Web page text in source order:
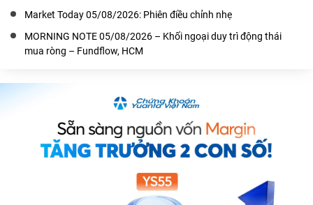
Market Today 05/08/2026: Phiên điều chỉnh nhẹ
MORNING NOTE 05/08/2026 – Khối ngoại duy trì động thái
mua ròng – Fundflow, HCM